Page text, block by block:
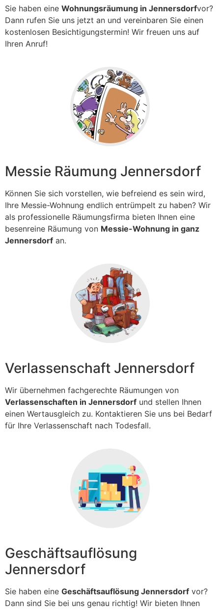
Sie haben eine Wohnungsräumung in Jennersdorfvor?
Dann rufen Sie uns jetzt an und vereinbaren Sie einen
kostenlosen Besichtigungstermin! Wir freuen uns auf
Ihren Anruf!
Messie Räumung Jennersdorf
Können Sie sich vorstellen, wie befreiend es sein wird,
Ihre Messie-Wohnung endlich entrümpelt zu haben? Wir
als professionelle Räumungsfirma bieten Ihnen eine
besenreine Räumung von Messie-Wohnung in ganz
Jennersdorf an.
Verlassenschaft Jennersdorf
Wir übernehmen fachgerechte Räumungen von
Verlassenschaften in Jennersdorf und stellen Ihnen
einen Wertausgleich zu. Kontaktieren Sie uns bei Bedarf
für Ihre Verlassenschaft nach Todesfall.
Geschäftsauflösung
Jennersdorf
Sie haben eine Geschäftsauflösung Jennersdorf vor?
Dann sind Sie bei uns genau richtig! Wir bieten Ihnen